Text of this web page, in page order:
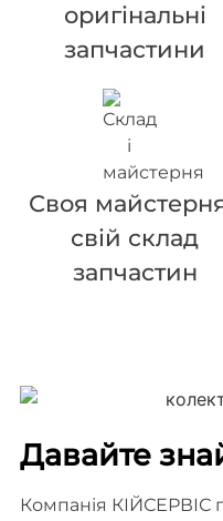
оригінальні
запчастини
Своя
свій склад
запчастин
Давайте
Компанія КІЙСЕРВІС